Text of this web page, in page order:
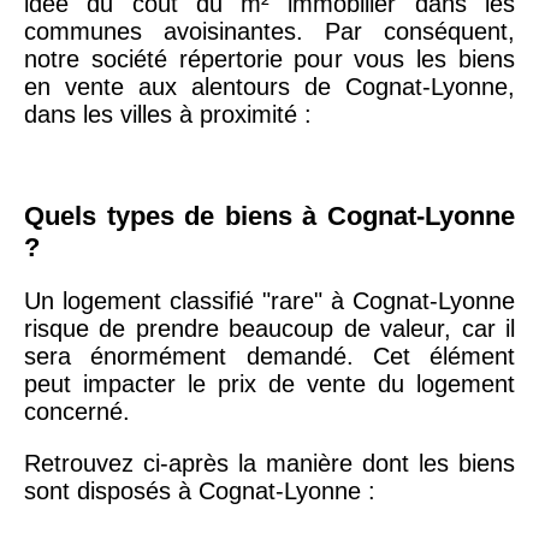
arrondissement
75019 -Paris
19ème
9 231 €
51100 -Reims 3 036 € 2 667 €
75013 -
13ème
arrondissement
10 073 € 11 085 €
76600 -Le Havre
42000 -Saint-
1 404 €
communes avoisinantes. Par conséquent,
notre société répertorie pour vous les biens
en vente aux alentours de Cognat-Lyonne,
dans les villes à proximité :
Quels types de biens à Cognat-Lyonne
?
Un logement classifié "rare" à Cognat-Lyonne
risque de prendre beaucoup de valeur, car il
sera énormément demandé. Cet élément
peut impacter le prix de vente du logement
concerné.
Retrouvez ci-après la manière dont les biens
sont disposés à Cognat-Lyonne :